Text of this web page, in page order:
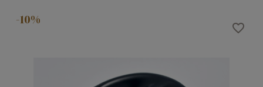
favorite_border
-10%